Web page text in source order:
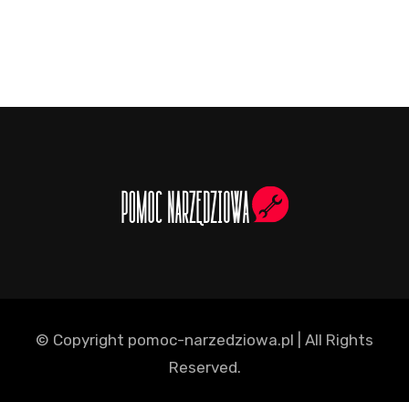
© Copyright pomoc-narzedziowa.pl | All Rights
Reserved.